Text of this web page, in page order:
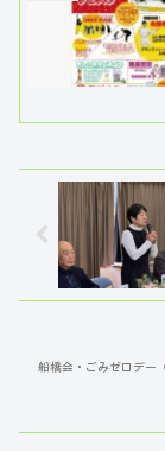
船橋会・ごみゼロデー